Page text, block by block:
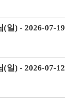
(일) - 2026-07-19
(일) - 2026-07-12